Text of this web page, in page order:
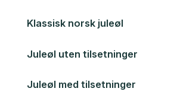
Klassisk norsk juleøl
Juleøl uten tilsetninger
Juleøl med tilsetninger